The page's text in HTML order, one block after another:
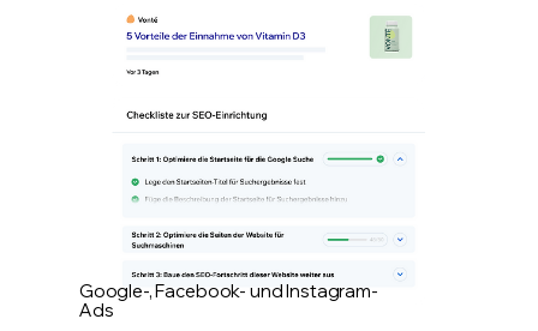
Google-, Facebook- und Instagram-
Ads